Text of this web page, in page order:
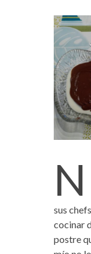
N
sus
cocinar
postre